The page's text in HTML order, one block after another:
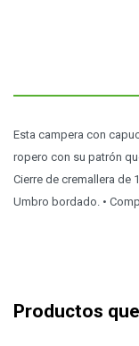
Esta campera con
ropero con su patrón
Cierre de cremallera de
Umbro bordado. •
Productos